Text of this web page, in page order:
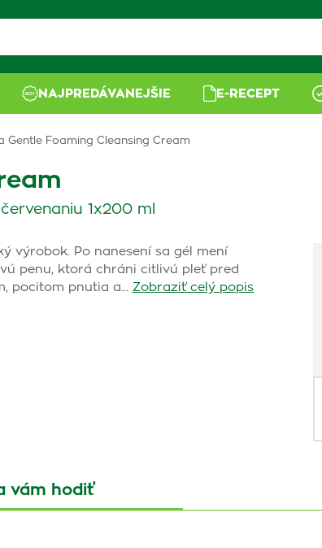
NAJPREDÁVANEJŠIE E-RECEPT
Gentle Foaming Cleansing Cream
1x200 ml
výrobok. Po nanesení sa gél mení
penu, ktorá chráni citlivú pleť pred
pocitom pnutia a… Zobraziť celý popis
vám hodiť